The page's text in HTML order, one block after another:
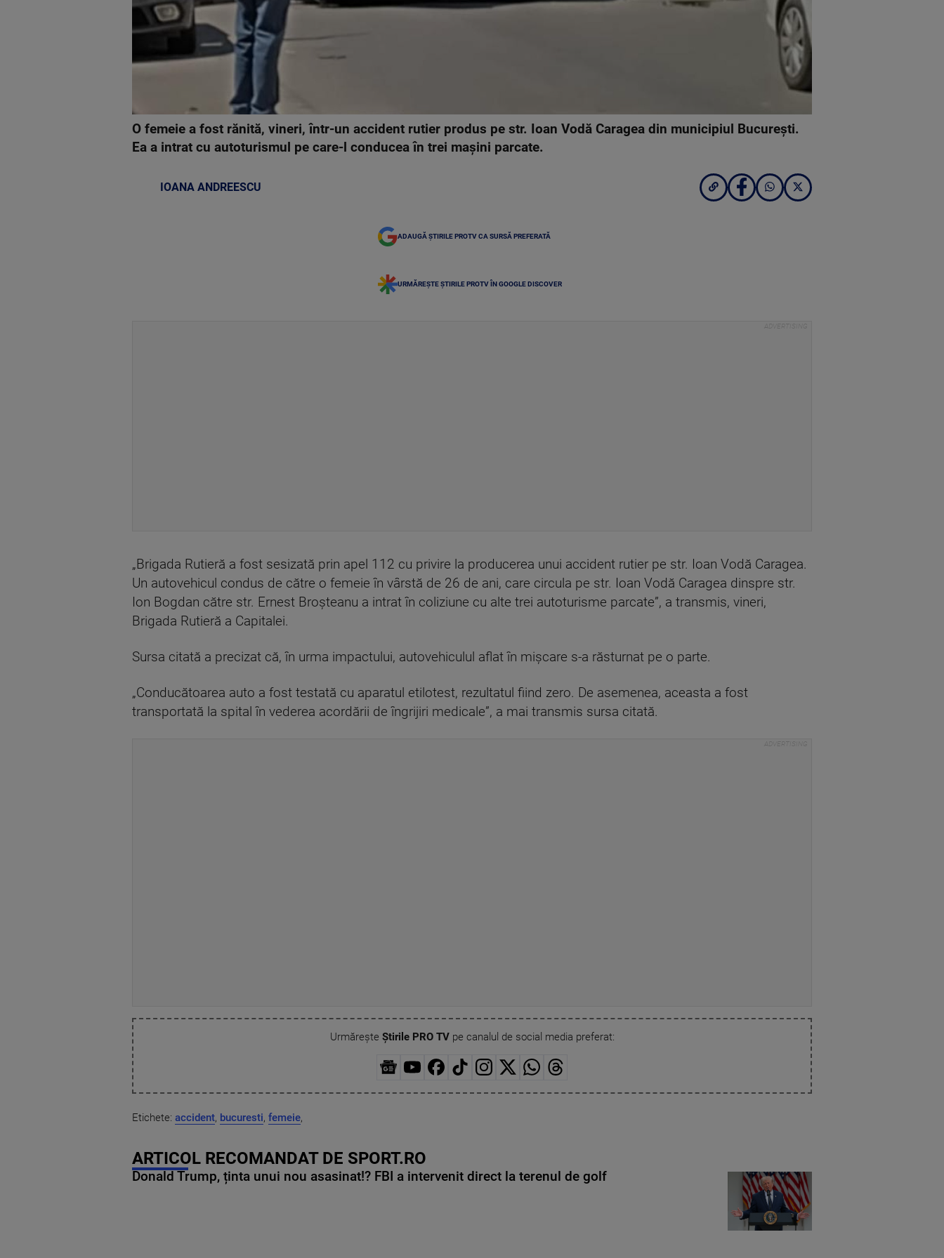
O femeie a fost rănită, vineri, într-un accident rutier produs pe str. Ioan Vodă Caragea din municipiul Bucureşti.
Ea a intrat cu autoturismul pe care-l conducea în trei maşini parcate.
IOANA ANDREESCU
ADAUGĂ ȘTIRILE PROTV CA SURSĂ PREFERATĂ
URMĂREȘTE ȘTIRILE PROTV ÎN GOOGLE DISCOVER
„Brigada Rutieră a fost sesizată prin apel 112 cu privire la producerea unui accident rutier pe str. Ioan Vodă Caragea.
Un autovehicul condus de către o femeie în vârstă de 26 de ani, care circula pe str. Ioan Vodă Caragea dinspre str.
Ion Bogdan către str. Ernest Broşteanu a intrat în coliziune cu alte trei autoturisme parcate”, a transmis, vineri,
Brigada Rutieră a Capitalei.
Sursa citată a precizat că, în urma impactului, autovehiculul aflat în mişcare s-a răsturnat pe o parte.
„Conducătoarea auto a fost testată cu aparatul etilotest, rezultatul fiind zero. De asemenea, aceasta a fost
transportată la spital în vederea acordării de îngrijiri medicale”, a mai transmis sursa citată.
Urmărește Știrile PRO TVpe canalul de social media preferat:
Etichete: accident, bucuresti, femeie,
ARTICOL RECOMANDAT DE SPORT.RO
Donald Trump, ținta unui nou asasinat!? FBI a intervenit direct la terenul de golf